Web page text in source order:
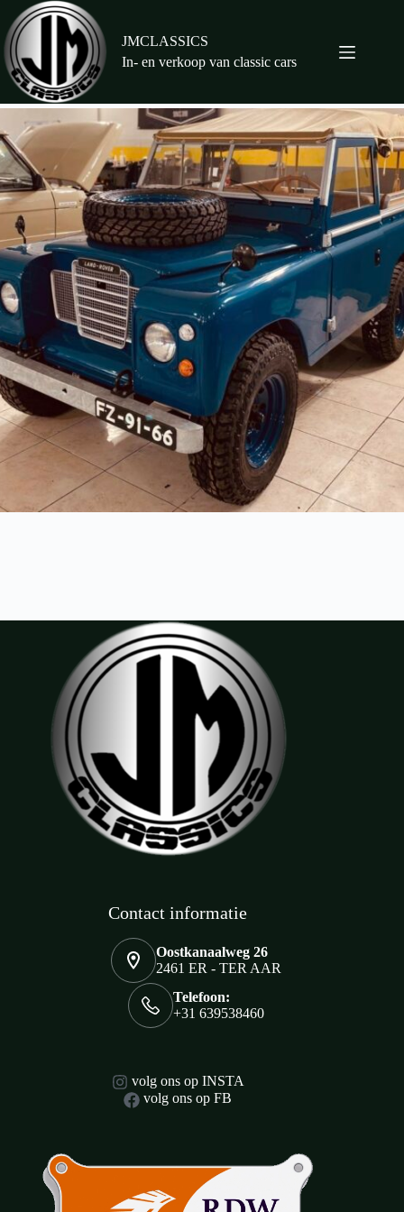
naar
de
inhoud
JMCLASSICS
In- en verkoop van classic cars
Contact informatie
Oostkanaalweg 26
2461 ER - TER AAR
Telefoon:
+31 639538460
volg ons op INSTA
volg ons op FB